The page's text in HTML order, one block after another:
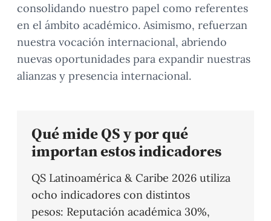
consolidando nuestro papel como referentes
en el ámbito académico. Asimismo, refuerzan
nuestra vocación internacional, abriendo
nuevas oportunidades para expandir nuestras
alianzas y presencia internacional.
Qué mide QS y por qué
importan estos indicadores
QS Latinoamérica & Caribe 2026 utiliza
ocho indicadores con distintos
pesos: Reputación académica 30%,